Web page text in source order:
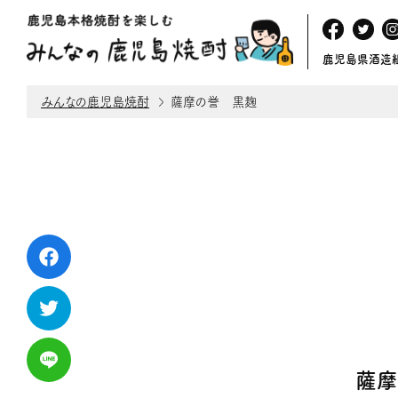
鹿児島県酒造
みんなの鹿児島焼酎 薩摩の誉 黒麹
薩